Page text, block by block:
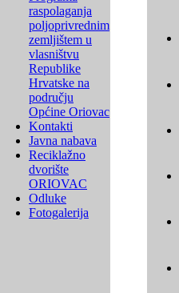
raspolaganja
poljoprivrednim
zemljištem u
vlasništvu
Republike
Hrvatske na
području
Općine Oriovac
Kontakti
Javna nabava
Reciklažno
dvorište
ORIOVAC
Odluke
Fotogalerija